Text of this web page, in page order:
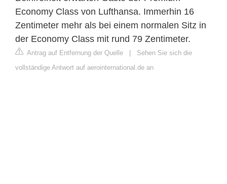
Economy Class von Lufthansa. Immerhin 16
Zentimeter mehr als bei einem normalen Sitz in
der Economy Class mit rund 79 Zentimeter.
Antrag auf Entfernung der Quelle | Sehen Sie sich die
vollständige Antwort auf aerointernational.de an